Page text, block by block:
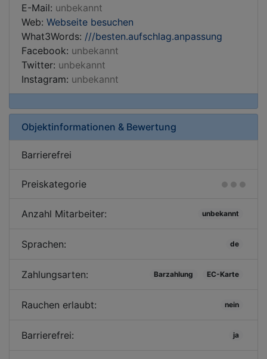
E-Mail: unbekannt
Web: Webseite besuchen
What3Words: ///besten.aufschlag.anpassung
Facebook: unbekannt
Twitter: unbekannt
Instagram: unbekannt
Objektinformationen & Bewertung
Barrierefrei
Preiskategorie
Anzahl Mitarbeiter: unbekannt
Sprachen: de
Zahlungsarten: Barzahlung EC-Karte
Rauchen erlaubt: nein
Barrierefrei: ja